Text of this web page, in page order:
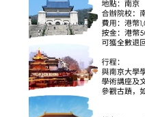
House of Sunny Living
Comprehensive Scholarships &
International Exposure
Diversified College Life